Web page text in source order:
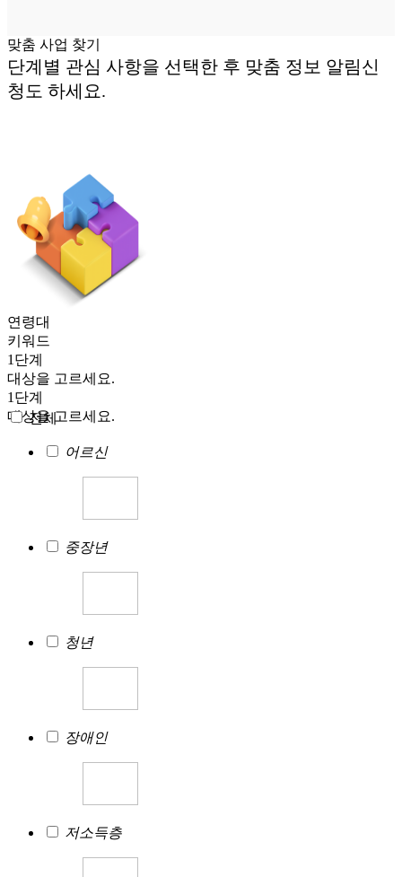
맞춤 사업 찾기
단계별 관심 사항을 선택한 후 맞춤 정보 알림신
청 도 하세요.
연령대
키워드
1단계
대상을 고르세요.
1단계
대상을 고르세요.
전체
어르신
중장년
청년
장애인
저소득층